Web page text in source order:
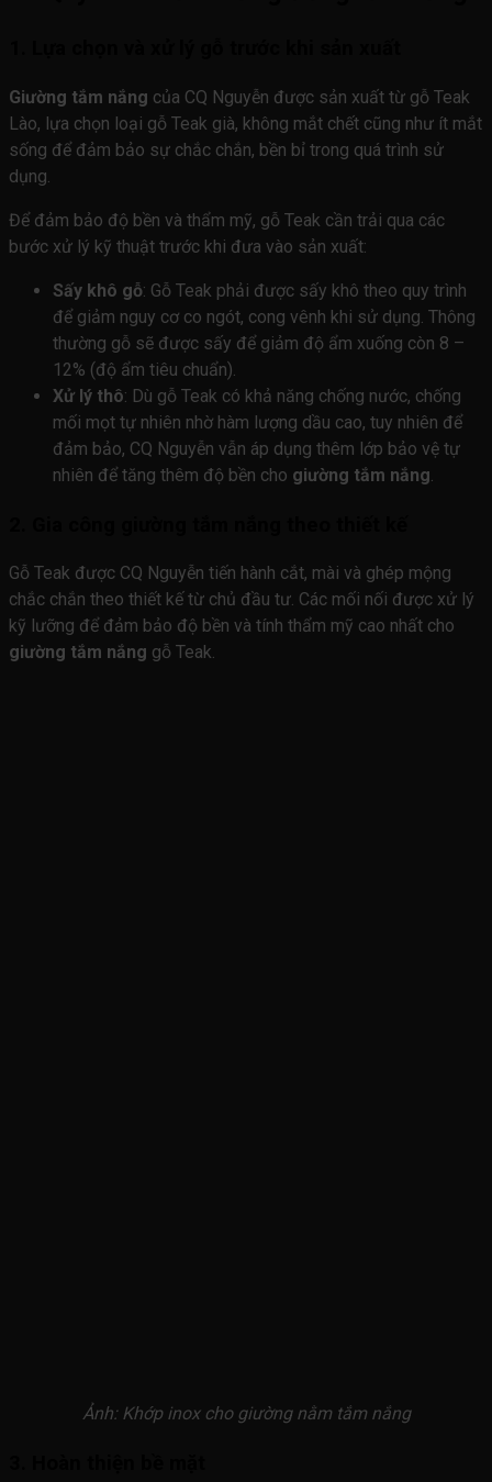
Giường tắm nắng của CQ Nguyễn được sản xuất từ gỗ Teak
Lào, lựa chọn loại gỗ Teak già, không mắt chết cũng như ít mắt
sống để đảm bảo sự chắc chắn, bền bỉ trong quá trình sử
dụng.
Để đảm bảo độ bền và thẩm mỹ, gỗ Teak cần trải qua các
bước xử lý kỹ thuật trước khi đưa vào sản xuất:
Sấy khô gỗ: Gỗ Teak phải được sấy khô theo quy trình
để giảm nguy cơ co ngót, cong vênh khi sử dụng. Thông
thường gỗ sẽ được sấy để giảm độ ẩm xuống còn 8 –
12% (độ ẩm tiêu chuẩn).
Xử lý thô: Dù gỗ Teak có khả năng chống nước, chống
mối mọt tự nhiên nhờ hàm lượng dầu cao, tuy nhiên để
đảm bảo, CQ Nguyễn vẫn áp dụng thêm lớp bảo vệ tự
nhiên để tăng thêm độ bền cho giường tắm nắng.
Gỗ Teak được CQ Nguyễn tiến hành cắt, mài và ghép mộng
chắc chắn theo thiết kế từ chủ đầu tư. Các mối nối được xử lý
kỹ lưỡng để đảm bảo độ bền và tính thẩm mỹ cao nhất cho
giường tắm nắng gỗ Teak.
Ảnh: Khớp inox cho giường nằm tắm nắng